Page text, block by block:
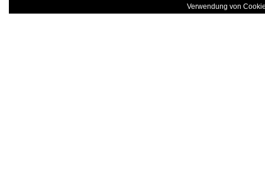
Verwendung von